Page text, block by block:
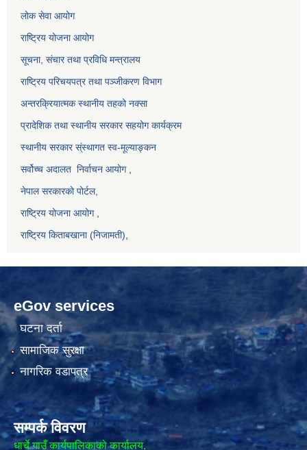
लोक सेवा आयोग
राष्ट्रिय योजना आयोग
सूचना, संचार तथा प्रविधि मन्त्रालय
राष्ट्रिय परिचयपत्र तथा पञ्जीकरण विभाग
अन्तरक्रियात्मक स्थानीय तहको नक्सा
प्रादेशिक तथा स्थानीय सरकार सहयोग कार्यक्रम
स्थानीय सरकार स्ंस्थागत स्व-मूल्याङ्कन
सर्वोच्च अदालत निर्वाचन आयोग,
नेपाल सरकारको पोर्टल,
राष्ट्रिय योजना आयोग,
राष्ट्रिय किताबखाना (निजामती)
eGov services
घटना दर्ता
सामाजिक सुरक्षा
नागरिक वडापत्र
सम्पर्क विवरण
धार्चे गाउँ कार्यपालिकाको कार्यालय,